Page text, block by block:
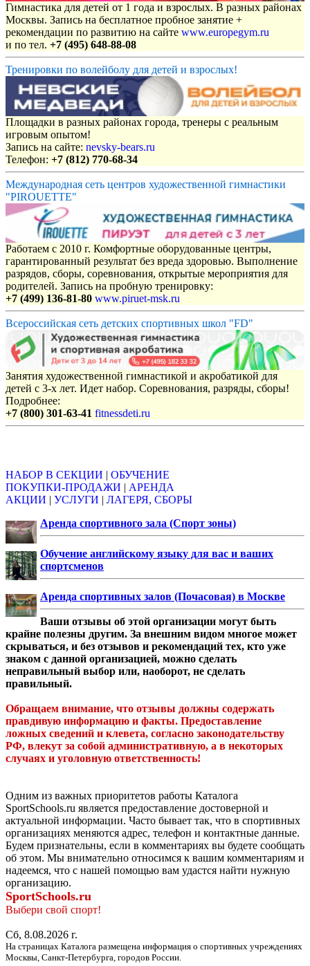
Гимнастика для детей от 1 года и взрослых. В разных районах
Москвы. Запись на бесплатное пробное занятие +
рекомендации по развитию на сайте www.europegym.ru
и по тел. +7 (495) 648-88-08
Тренировки по волейболу для детей и взрослых!
Площадки в разных районах города, тренеры с реальным
игровым опытом!
Запись на сайте: nevsky-bears.ru
Телефон: +7 (812) 770-68-34
Международная сеть центров художественной гимнастики
"PIROUETTE"
Работаем с 2010 г. Комфортные оборудованные центры,
гарантированный результат без вреда здоровью. Выполнение
разрядов, сборы, соревнования, открытые мероприятия для
родителей. Запись на пробную тренировку:
+7 (499) 136-81-80 www.piruet-msk.ru
Всероссийская сеть детских спортивных школ "FD"
Занятия художественной гимнастикой и акробатикой для
детей с 3-х лет. Идет набор. Соревнования, разряды, сборы!
Подробнее:
+7 (800) 301-63-41 fitnessdeti.ru
НАБОР В СЕКЦИИ | ОБУЧЕНИЕ
ПОКУПКИ-ПРОДАЖИ | АРЕНДА
АКЦИИ | УСЛУГИ | ЛАГЕРЯ, СБОРЫ
Аренда спортивного зала (Спорт зоны)
Обучение английскому языку для вас и ваших
спортсменов
Аренда спортивных залов (Почасовая) в Москве
Ваши отзывы об этой организации могут быть
крайне полезны другим. За внешним видом многое может
скрываться, и без отзывов и рекомендаций тех, кто уже
знаком с данной организацией, можно сделать
неправильный выбор или, наоборот, не сделать
правильный.
Обращаем внимание, что отзывы должны содержать
правдивую информацию и факты. Предоставление
ложных сведений и клевета, согласно законодательству
РФ, влекут за собой административную, а в некоторых
случаях и уголовную ответственность!
Одним из важных приоритетов работы Каталога
SportSchools.ru является предоставление достоверной и
актуальной информации. Часто бывает так, что в спортивных
организациях меняются адрес, телефон и контактные данные.
Будем признательны, если в комментариях вы будете сообщать
об этом. Мы внимательно относимся к вашим комментариям и
надеемся, что с нашей помощью вам удастся найти нужную
организацию.
SportSchools.ru
Выбери свой спорт!
Сб, 8.08.2026 г.
На страницах Каталога размещена информация о спортивных учреждениях
Москвы, Санкт-Петербурга, городов России.